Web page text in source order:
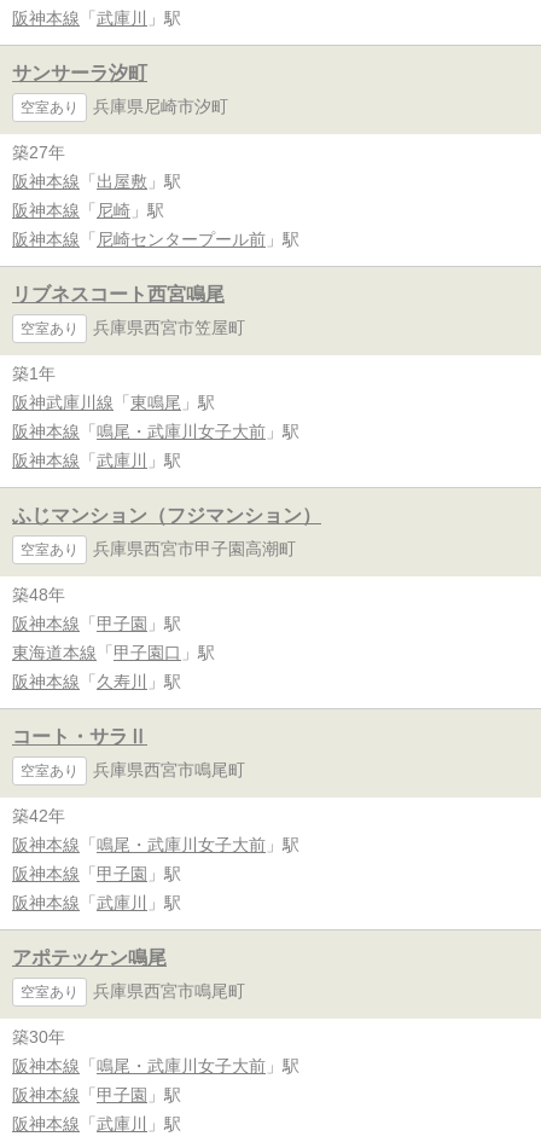
阪神本線 「 武庫川 」駅
サンサーラ汐町
空室あり 兵庫県尼崎市汐町
築27年
阪神本線 「 出屋敷 」駅
阪神本線 「 尼崎 」駅
阪神本線 「 尼崎センタープール前 」駅
リブネスコート西宮鳴尾
空室あり 兵庫県西宮市笠屋町
築1年
阪神武庫川線 「 東鳴尾 」駅
阪神本線 「 鳴尾・武庫川女子大前 」駅
阪神本線 「 武庫川 」駅
ふじマンション（フジマンション）
空室あり 兵庫県西宮市甲子園高潮町
築48年
阪神本線 「 甲子園 」駅
東海道本線 「 甲子園口 」駅
阪神本線 「 久寿川 」駅
コート・サラⅡ
空室あり 兵庫県西宮市鳴尾町
築42年
阪神本線 「 鳴尾・武庫川女子大前 」駅
阪神本線 「 甲子園 」駅
阪神本線 「 武庫川 」駅
アポテッケン鳴尾
空室あり 兵庫県西宮市鳴尾町
築30年
阪神本線 「 鳴尾・武庫川女子大前 」駅
阪神本線 「 甲子園 」駅
阪神本線 「 武庫川 」駅